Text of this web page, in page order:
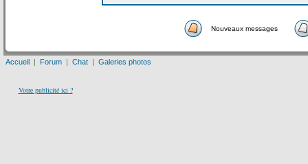
Nouveaux messages
Accueil | Forum | Chat | Galeries photos
Votre publicité ici ?